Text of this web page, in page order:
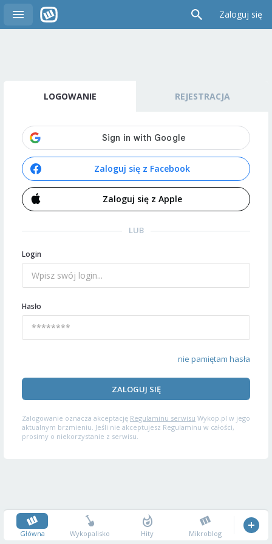
Zaloguj się
LOGOWANIE REJESTRACJA
Zaloguj się z Facebook
Zaloguj się z Apple
LUB
Login
Hasło
nie pamiętam hasła
ZALOGUJ SIĘ
Zalogowanie oznacza akceptację Regulaminu serwisu Wykop.pl w jego
aktualnym brzmieniu. Jeśli nie akceptujesz Regulaminu w całości,
prosimy o niekorzystanie z serwisu.
Główna Wykopalisko Hity Mikroblog